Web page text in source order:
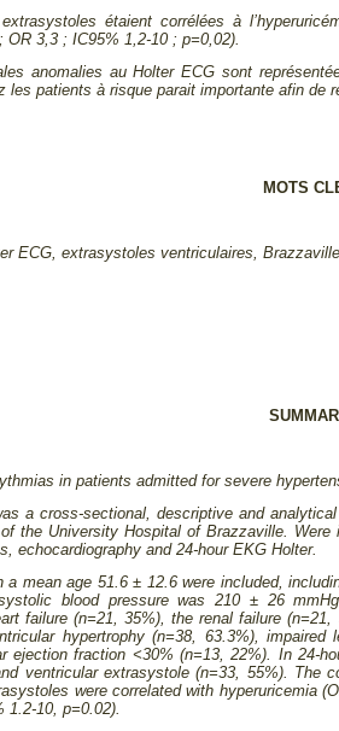
étaient corrélées à
OR 3,3 ; IC95% 1,2-10 ; p=0,02).
anomalies au Holter ECG sont
les patients à risque parait importante afin
MOTS
ECG, extrasystoles ventriculaires,
in patients admitted for severe
a cross-sectional, descriptive and
the University Hospital of Brazzaville.
echocardiography and 24-hour EKG Holter.
mean age 51.6 ± 12.6 were included,
blood pressure was 210 ± 26
failure (n=21, 35%), the renal failure
hypertrophy (n=38, 63.3%),
ejection fraction <30% (n=13, 22%). In 24-
ventricular extrasystole (n=33, 55%). The
were correlated with hyperuricemia
1.2-10, p=0.02).